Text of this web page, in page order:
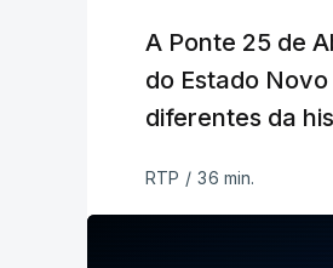
A Ponte 25 de
do Estado
diferentes da
RTP / 36 min.